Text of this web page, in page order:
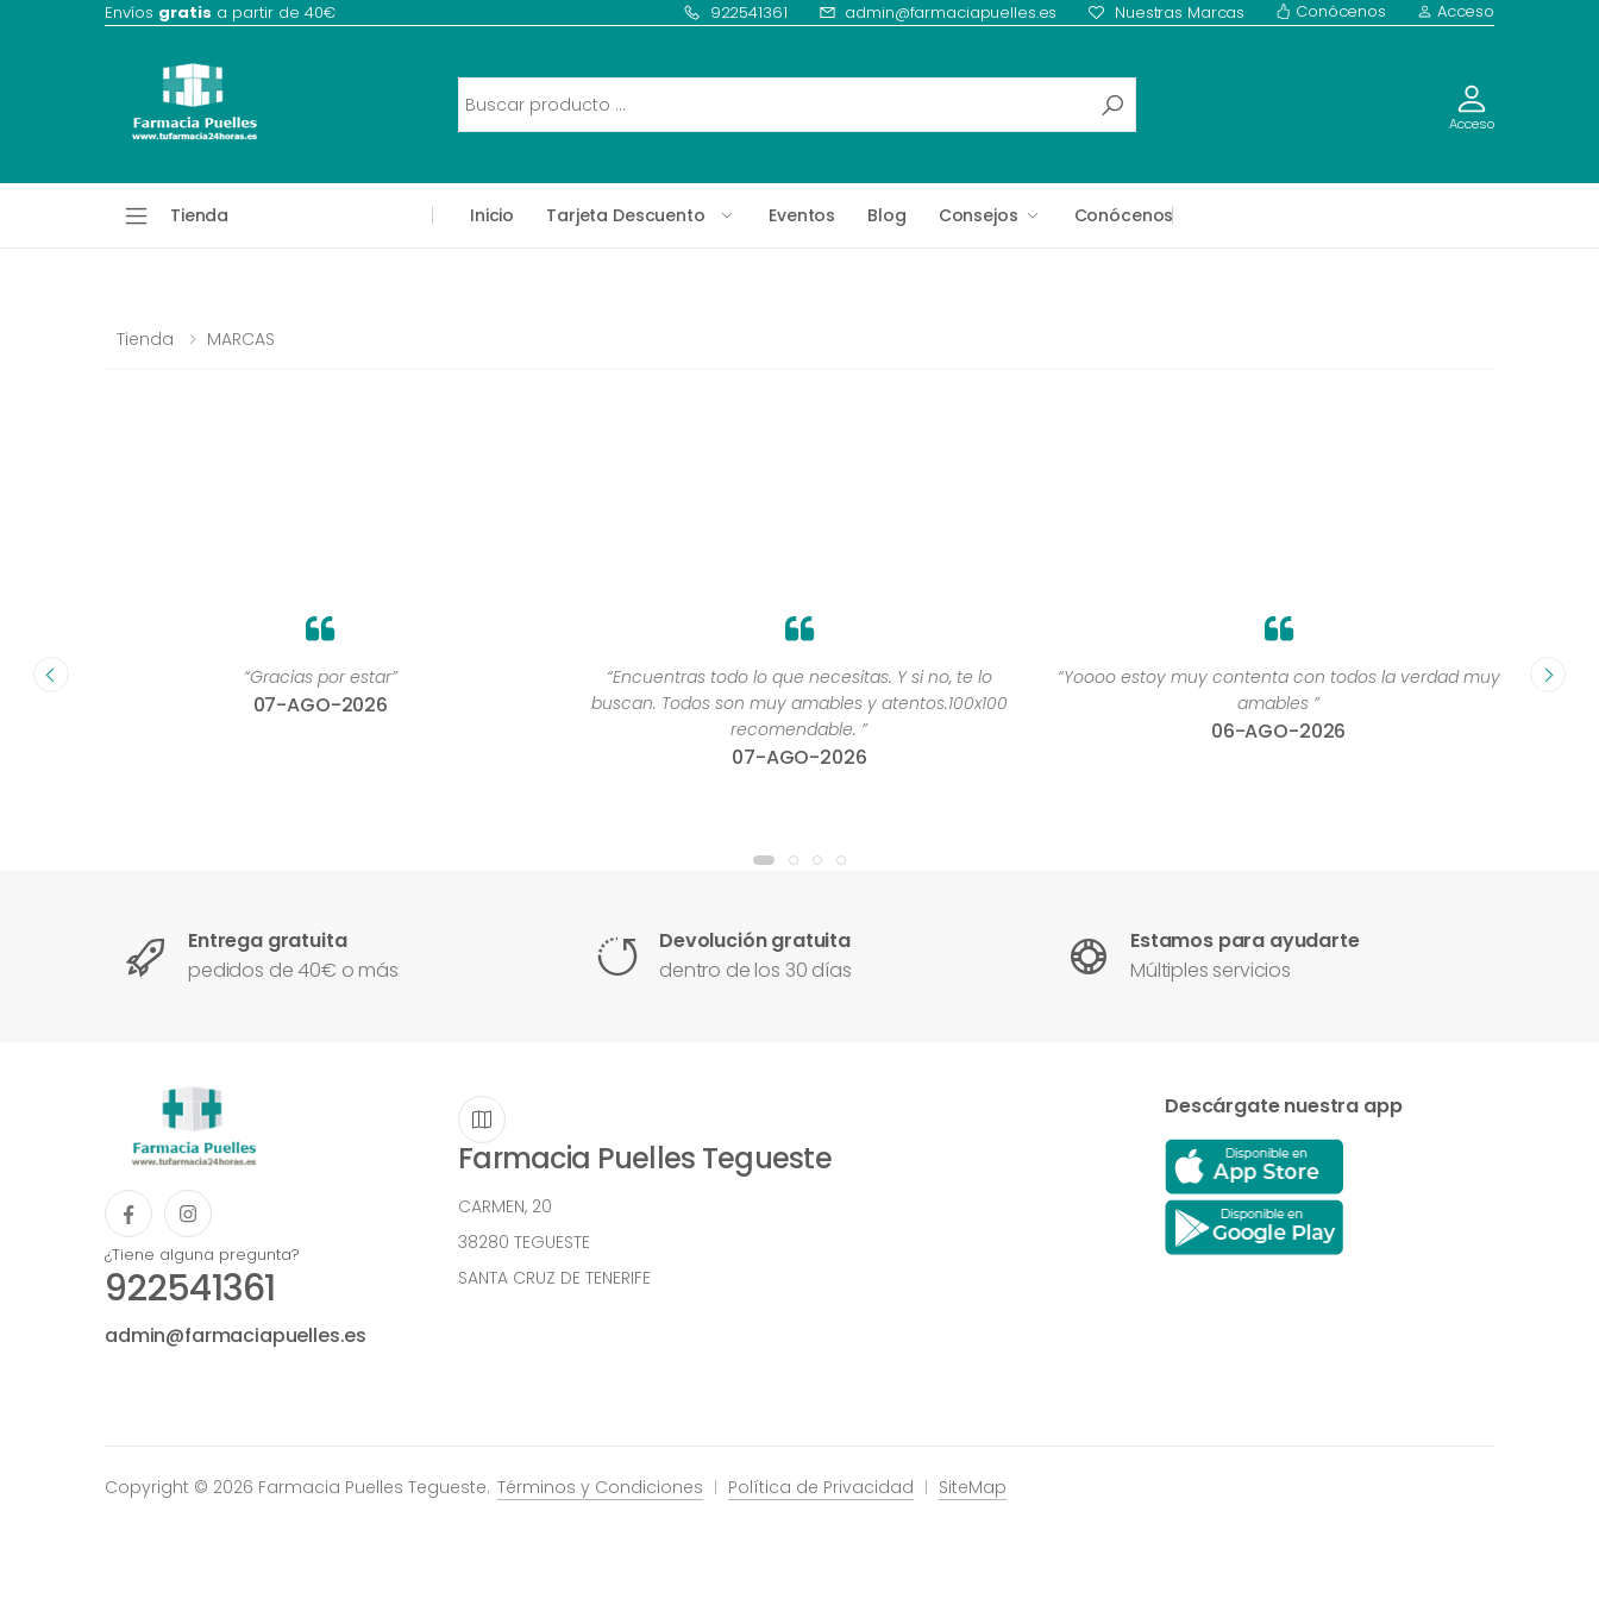
Envíos gratis a partir de 40€ 922541361 admin@farmaciapuelles.es Nuestras Marcas Conócenos Acceso
Acceso
Tienda Inicio Tarjeta Descuento Eventos Blog Consejos Conócenos
Tienda MARCAS
“Gracias por estar”
07-AGO-2026
“Encuentras todo lo que necesitas. Y si no, te lo
buscan. Todos son muy amables y atentos.100x100
recomendable. ”
07-AGO-2026
“Yoooo estoy muy contenta con todos la verdad muy
amables ”
06-AGO-2026
Entrega gratuita
pedidos de 40€ o más
Devolución gratuita
dentro de los 30 días
Estamos para ayudarte
Múltiples servicios
¿Tiene alguna pregunta?
922541361
admin@farmaciapuelles.es
Farmacia Puelles Tegueste
CARMEN, 20
38280 TEGUESTE
SANTA CRUZ DE TENERIFE
Descárgate nuestra app
Copyright © 2026 Farmacia Puelles Tegueste. Términos y Condiciones Política de Privacidad SiteMap